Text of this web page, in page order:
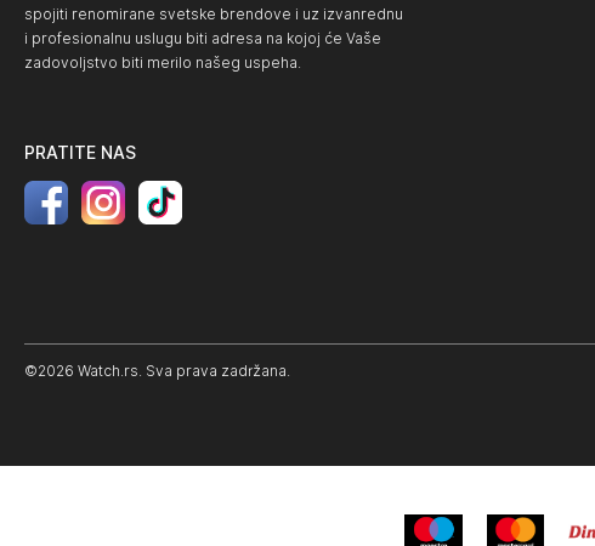
spojiti renomirane svetske brendove i uz izvanrednu
i profesionalnu uslugu biti adresa na kojoj će Vaše
zadovoljstvo biti merilo našeg uspeha.
PRATITE NAS
©2026 Watch.rs. Sva prava zadržana.